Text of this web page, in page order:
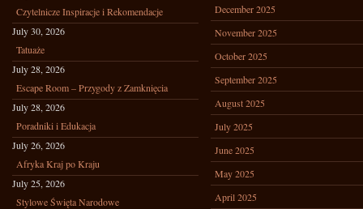
Czytelnicze Inspiracje i Rekomendacje
July 30, 2026
Tatuaże
July 28, 2026
Escape Room – Przygody z Zamknięcia
July 28, 2026
Poradniki i Edukacja
July 26, 2026
Afryka Kraj po Kraju
July 25, 2026
Stylowe Święta Narodowe
December 2025
November 2025
October 2025
September 2025
August 2025
July 2025
June 2025
May 2025
April 2025